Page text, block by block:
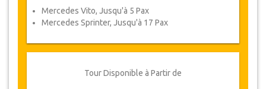
Mercedes Vito, Jusqu'à 5 Pax
Mercedes Sprinter, Jusqu'à 17 Pax
Tour Disponible à Partir de